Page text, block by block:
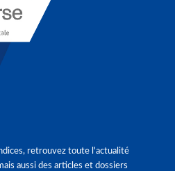
retrouvez toute l'actualité
aussi des articles et dossiers